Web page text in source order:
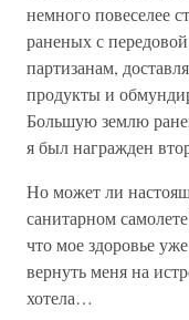
немного повеселее
раненых с
партизанам,
продукты и
Большую землю
я был награжден
Но может ли
санитарном
что мое здоровье
вернуть меня на
хотела…